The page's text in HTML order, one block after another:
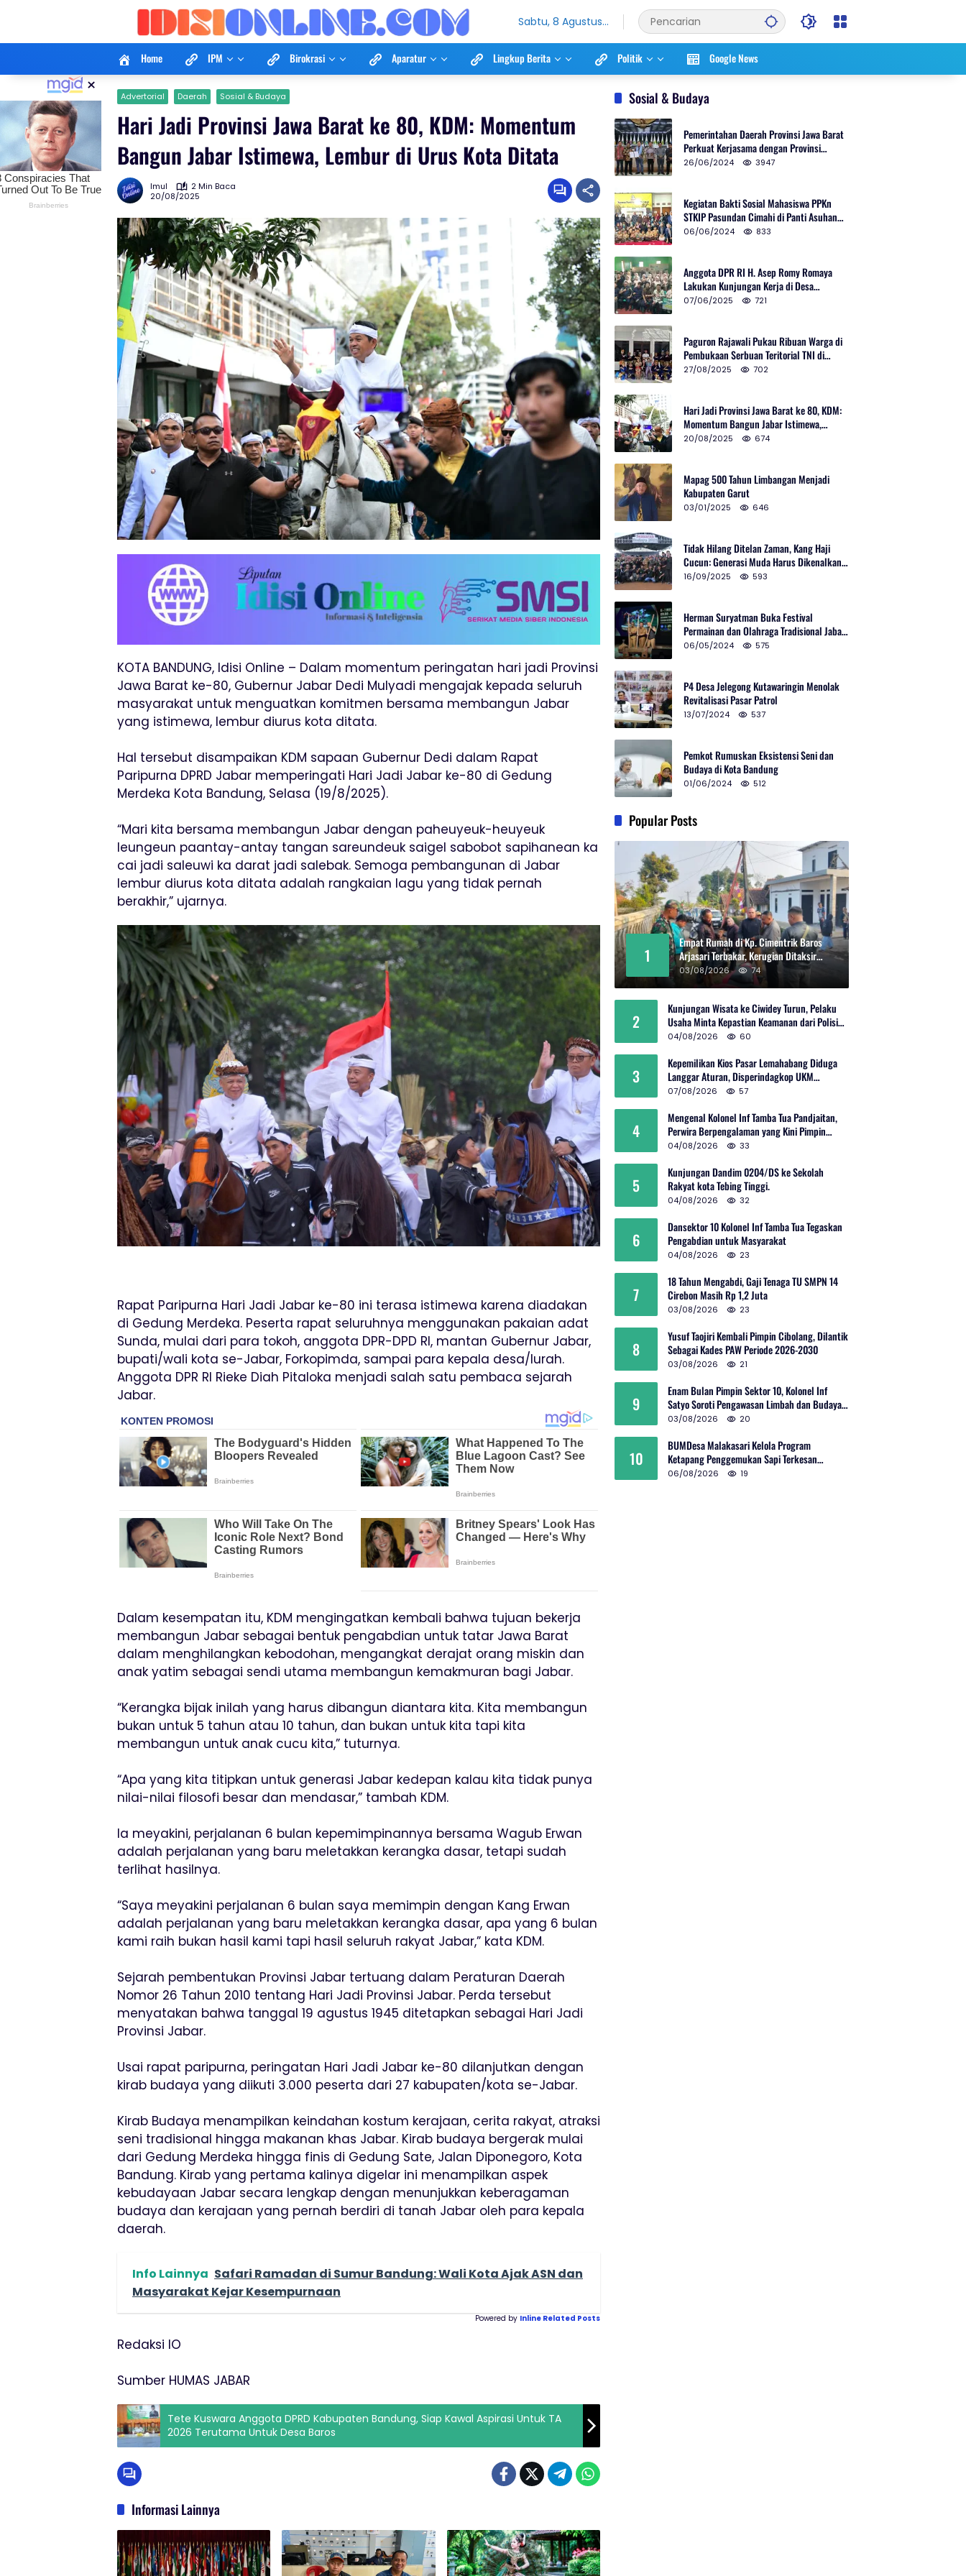
Sabtu, 8 Agustus
Home IPM Birokrasi Aparatur Lingkup Berita Politik Google News
× Advertorial Daerah Sosial & Budaya
Hari Jadi Provinsi Jawa Barat ke 80, KDM: Momentum
Bangun Jabar Istimewa, Lembur di Urus Kota Ditata
Imul
2 Min Baca
20/08/2025
KOTA BANDUNG, Idisi Online – Dalam momentum peringatan hari jadi Provinsi
Jawa Barat ke-80, Gubernur Jabar Dedi Mulyadi mengajak kepada seluruh
masyarakat untuk menguatkan komitmen bersama membangun Jabar
yang istimewa, lembur diurus kota ditata.
Hal tersebut disampaikan KDM sapaan Gubernur Dedi dalam Rapat
Paripurna DPRD Jabar memperingati Hari Jadi Jabar ke-80 di Gedung
Merdeka Kota Bandung, Selasa (19/8/2025).
“Mari kita bersama membangun Jabar dengan paheuyeuk-heuyeuk
leungeun paantay-antay tangan sareundeuk saigel sabobot sapihanean ka
cai jadi saleuwi ka darat jadi salebak. Semoga pembangunan di Jabar
lembur diurus kota ditata adalah rangkaian lagu yang tidak pernah
berakhir,” ujarnya.
Rapat Paripurna Hari Jadi Jabar ke-80 ini terasa istimewa karena diadakan
di Gedung Merdeka. Peserta rapat seluruhnya menggunakan pakaian adat
Sunda, mulai dari para tokoh, anggota DPR-DPD RI, mantan Gubernur Jabar,
bupati/wali kota se-Jabar, Forkopimda, sampai para kepala desa/lurah.
Anggota DPR RI Rieke Diah Pitaloka menjadi salah satu pembaca sejarah
Jabar.
Dalam kesempatan itu, KDM mengingatkan kembali bahwa tujuan bekerja
membangun Jabar sebagai bentuk pengabdian untuk tatar Jawa Barat
dalam menghilangkan kebodohan, mengangkat derajat orang miskin dan
anak yatim sebagai sendi utama membangun kemakmuran bagi Jabar.
“Kerangka bijak inilah yang harus dibangun diantara kita. Kita membangun
bukan untuk 5 tahun atau 10 tahun, dan bukan untuk kita tapi kita
membangun untuk anak cucu kita,” tuturnya.
“Apa yang kita titipkan untuk generasi Jabar kedepan kalau kita tidak punya
nilai-nilai filosofi besar dan mendasar,” tambah KDM.
Ia meyakini, perjalanan 6 bulan kepemimpinannya bersama Wagub Erwan
adalah perjalanan yang baru meletakkan kerangka dasar, tetapi sudah
terlihat hasilnya.
“Saya meyakini perjalanan 6 bulan saya memimpin dengan Kang Erwan
adalah perjalanan yang baru meletakkan kerangka dasar, apa yang 6 bulan
kami raih bukan hasil kami tapi hasil seluruh rakyat Jabar,” kata KDM.
Sejarah pembentukan Provinsi Jabar tertuang dalam Peraturan Daerah
Nomor 26 Tahun 2010 tentang Hari Jadi Provinsi Jabar. Perda tersebut
menyatakan bahwa tanggal 19 agustus 1945 ditetapkan sebagai Hari Jadi
Provinsi Jabar.
Usai rapat paripurna, peringatan Hari Jadi Jabar ke-80 dilanjutkan dengan
kirab budaya yang diikuti 3.000 peserta dari 27 kabupaten/kota se-Jabar.
Kirab Budaya menampilkan keindahan kostum kerajaan, cerita rakyat, atraksi
seni tradisional hingga makanan khas Jabar. Kirab budaya bergerak mulai
dari Gedung Merdeka hingga finis di Gedung Sate, Jalan Diponegoro, Kota
Bandung. Kirab yang pertama kalinya digelar ini menampilkan aspek
kebudayaan Jabar secara lengkap dengan menunjukkan keberagaman
budaya dan kerajaan yang pernah berdiri di tanah Jabar oleh para kepala
daerah.
Info Lainnya Safari Ramadan di Sumur Bandung: Wali Kota Ajak ASN dan
Masyarakat Kejar Kesempurnaan
Powered by Inline Related Posts
Redaksi IO
Sumber HUMAS JABAR
Tete Kuswara Anggota DPRD Kabupaten Bandung, Siap Kawal Aspirasi Untuk TA
2026 Terutama Untuk Desa Baros
Informasi Lainnya
Sosial & Budaya
Pemerintahan Daerah Provinsi Jawa Barat
Perkuat Kerjasama dengan Provinsi
Chungcheongnam Do Korea Selatan
26/06/2024 3947
Kegiatan Bakti Sosial Mahasiswa PPKn
STKIP Pasundan Cimahi di Panti Asuhan
Ulul Azmi Kota Cimahi
06/06/2024 833
Anggota DPR RI H. Asep Romy Romaya
Lakukan Kunjungan Kerja di Desa
Patrolsari
07/06/2025 721
Paguron Rajawali Pukau Ribuan Warga di
Pembukaan Serbuan Teritorial TNI di
Cibatu
27/08/2025 702
Hari Jadi Provinsi Jawa Barat ke 80, KDM:
Momentum Bangun Jabar Istimewa,
Lembur di Urus Kota Ditata
20/08/2025 674
Mapag 500 Tahun Limbangan Menjadi
Kabupaten Garut
03/01/2025 646
Tidak Hilang Ditelan Zaman, Kang Haji
Cucun: Generasi Muda Harus Dikenalkan
Pencak Silat
16/09/2025 593
Herman Suryatman Buka Festival
Permainan dan Olahraga Tradisional Jabar
2024 di Gedung Teater Tertutup
06/05/2024 575
P4 Desa Jelegong Kutawaringin Menolak
Revitalisasi Pasar Patrol
13/07/2024 537
Pemkot Rumuskan Eksistensi Seni dan
Budaya di Kota Bandung
01/06/2024 512
Popular Posts
1
Empat Rumah di Kp. Cimentrik Baros
Arjasari Terbakar, Kerugian Ditaksir
Rp600 Juta
03/08/2026 74
2
Kunjungan Wisata ke Ciwidey Turun, Pelaku
Usaha Minta Kepastian Keamanan dari Polisi
dan Pemprov Jabar
04/08/2026 60
3
Kepemilikan Kios Pasar Lemahabang Diduga
Langgar Aturan, Disperindagkop UKM
Terkesan Lepas Tangan?
07/08/2026 57
4
Mengenal Kolonel Inf Tamba Tua Pandjaitan,
Perwira Berpengalaman yang Kini Pimpin
Sektor 10 Citarum Harum
04/08/2026 33
5
Kunjungan Dandim 0204/DS ke Sekolah
Rakyat kota Tebing Tinggi.
04/08/2026 32
6
Dansektor 10 Kolonel Inf Tamba Tua Tegaskan
Pengabdian untuk Masyarakat
04/08/2026 23
7
18 Tahun Mengabdi, Gaji Tenaga TU SMPN 14
Cirebon Masih Rp 1,2 Juta
03/08/2026 23
8
Yusuf Taojiri Kembali Pimpin Cibolang, Dilantik
Sebagai Kades PAW Periode 2026-2030
03/08/2026 21
9
Enam Bulan Pimpin Sektor 10, Kolonel Inf
Satyo Soroti Pengawasan Limbah dan Budaya
Kelola Sampah
03/08/2026 20
10
BUMDesa Malakasari Kelola Program
Ketapang Penggemukan Sapi Terkesan
Simpang Siur
06/08/2026 19